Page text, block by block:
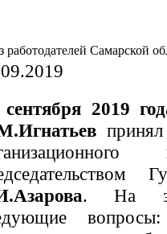
работодателей Самарской
2019
. На